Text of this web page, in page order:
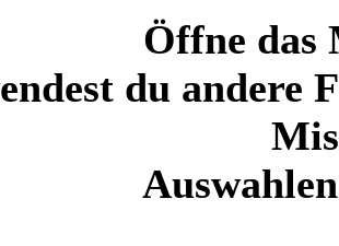
Öffne das
du andere